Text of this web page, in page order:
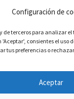
Configuración de
de terceros para analizar
consientes el uso
tus preferencias o
Aceptar